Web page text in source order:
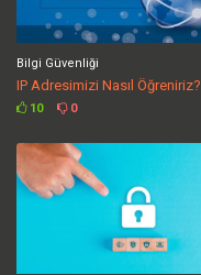
Bilgi Güvenliği
IP Adresimizi Nasıl Öğreniriz?
10 0